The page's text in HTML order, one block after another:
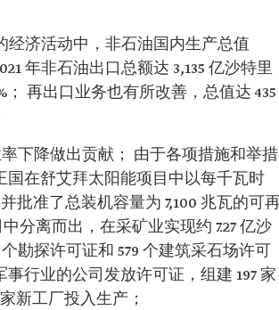
经济活动中，非石油国内生产总值
年非石油出口总额达 3,135 亿沙特里
再出口业务也有所改善，总值达 435
下降做出贡献； 由于各项措施和举措
国在舒艾拜太阳能项目中以每千瓦时
批准了总装机容量为 7,100 兆瓦的可
分离而出，在采矿业实现约 7.27 亿沙
勘探许可证和 579 个建筑采石场许可
行业的公司发放许可证，组建 197 家
新工厂投入生产；